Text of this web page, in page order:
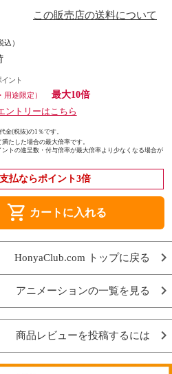
この販売店の送料について
込）
用途限定）
最大10倍
ントリーはこちら
金(税抜)の1％です。
たした場合の最大倍率です。
トの進呈数・付与倍率が最大倍率より少なくなる場合が
払ならポイント3倍
shopping_cart カートに入れる
HonyaClub.com トップに戻る
アニメーションの一覧を見る
商品レビューを投稿するには